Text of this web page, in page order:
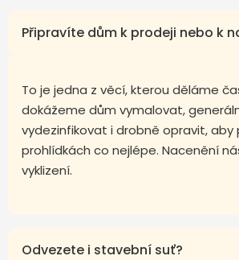
Připravíte dům k prodeji nebo k
To je jedna z věcí, kterou děláme
dokážeme dům vymalovat,
vydezinfikovat i drobně opravit, aby
prohlídkách co nejlépe. Nacenění
vyklizení.
Odvezete i stavební suť?